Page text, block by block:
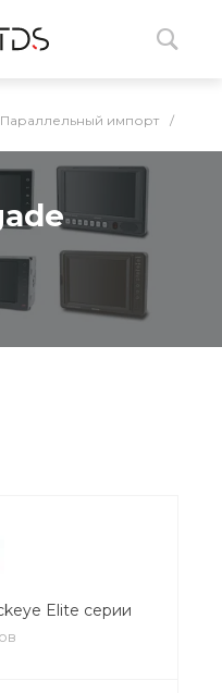
Параллельный импорт /
Elite серии